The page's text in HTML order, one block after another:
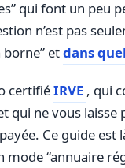
qui font un peu
n’est pas
borne” etdans
certifiéIRVE , qui
qui ne vous laisse
Ce guide est
mode “annuaire